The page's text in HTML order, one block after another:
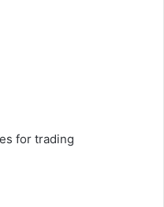
for trading